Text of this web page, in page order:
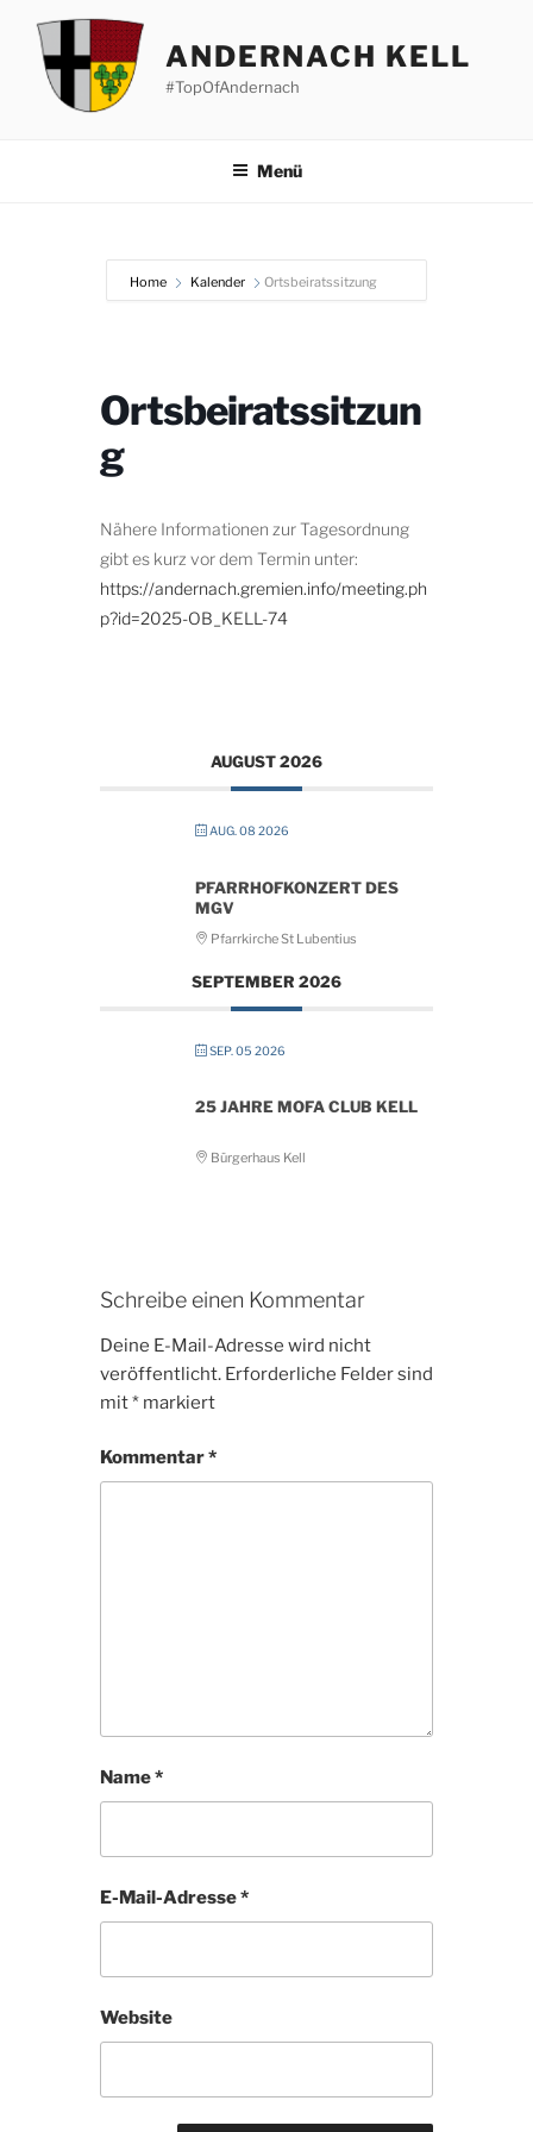
Inhalt
springen
ANDERNACH KELL
#TopOfAndernach
Menü
Home Kalender Ortsbeiratssitzung
Ortsbeiratssitzun
g
Nähere Informationen zur Tagesordnung
gibt es kurz vor dem Termin unter:
https://andernach.gremien.info/meeting.ph
p?id=2025-OB_KELL-74
AUGUST 2026
AUG. 08 2026
PFARRHOFKONZERT DES
MGV
Pfarrkirche St Lubentius
SEPTEMBER 2026
SEP. 05 2026
25 JAHRE MOFA CLUB KELL
Bürgerhaus Kell
Schreibe einen Kommentar
Deine E-Mail-Adresse wird nicht
veröffentlicht. Erforderliche Felder sind
mit* markiert
Kommentar*
Name*
E-Mail-Adresse*
Website